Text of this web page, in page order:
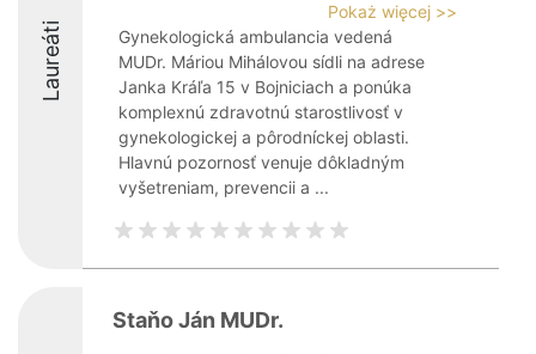
Laureáti
Pokaż więcej >>
Gynekologická ambulancia vedená
MUDr. Máriou Mihálovou sídli na adrese
Janka Kráľa 15 v Bojniciach a ponúka
komplexnú zdravotnú starostlivosť v
gynekologickej a pôrodníckej oblasti.
Hlavnú pozornosť venuje dôkladným
vyšetreniam, prevencii a ...
Staňo Ján MUDr.